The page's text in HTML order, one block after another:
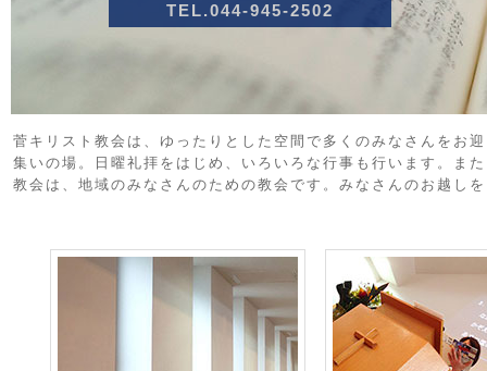
TEL.044-945-2502
菅キリスト教会は、ゆったりとした空間で多くのみなさんをお
集いの場。日曜礼拝をはじめ、いろいろな行事も行います。ま
教会は、地域のみなさんのための教会です。みなさんのお越し